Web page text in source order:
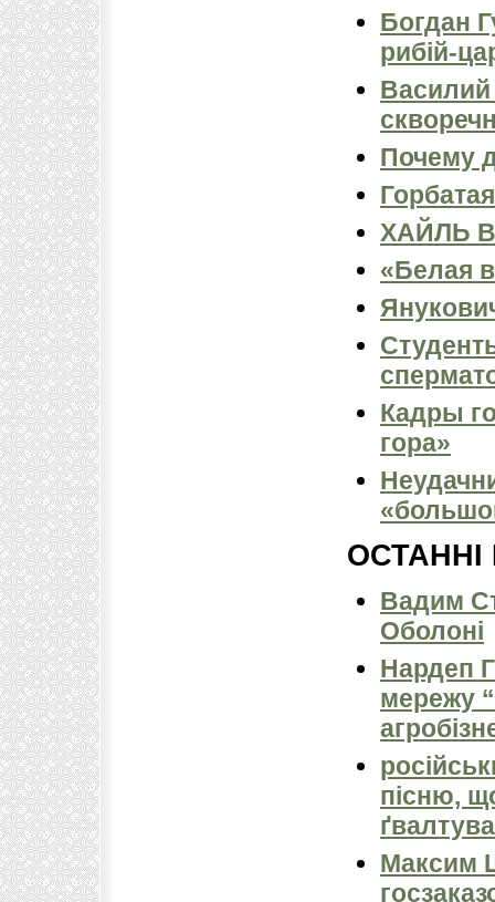
Богдан
рибій-
Почему
ХАЙЛЬ
«Белая
Кадры
гора»
ОСТАННІ
Вадим
Оболоні
Нардеп
мережу
пісню,
Максим